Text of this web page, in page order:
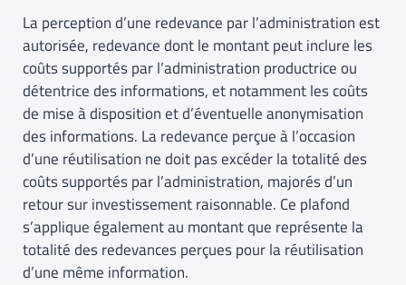
La perception d’une redevance par l’administration est
autorisée, redevance dont le montant peut inclure les
coûts supportés par l’administration productrice ou
détentrice des informations, et notamment les coûts
de mise à disposition et d’éventuelle anonymisation
des informations. La redevance perçue à l’occasion
d’une réutilisation ne doit pas excéder la totalité des
coûts supportés par l’administration, majorés d’un
retour sur investissement raisonnable. Ce plafond
s’applique également au montant que représente la
totalité des redevances perçues pour la réutilisation
d’une même information.